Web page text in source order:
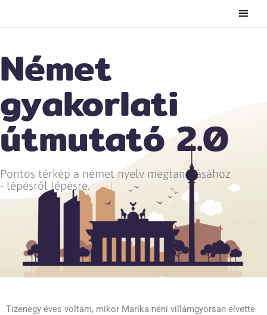
Main
Menu
Német
gyakorlati
útmutató 2.0
Pontos térkép a német nyelv megtanulásához
- lépésről lépésre.
Tizenegy éves voltam, mikor Marika néni villámgyorsan elvette